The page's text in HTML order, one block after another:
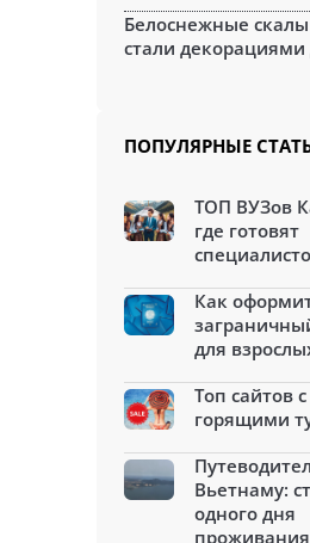
Белоснежные
стали декорациями
ПОПУЛЯРНЫЕ
ТОП ВУЗов
где готовят
Как
для
Топ сайтов с
горящими
Вьетнаму:
одного дня